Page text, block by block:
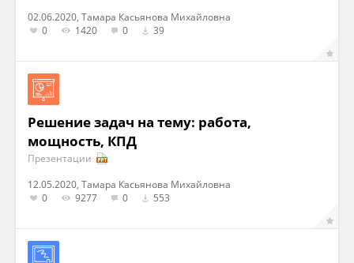
02.06.2020, Тамара Касьянова Михайловна
0
1420 0 39
Решение задач на тему: работа,
мощность, КПД
Презентации
12.05.2020, Тамара Касьянова Михайловна
0
9277 0 553